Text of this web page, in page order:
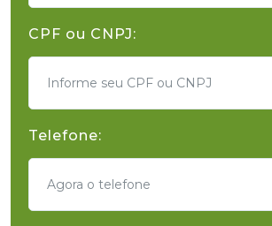
CPF ou CNPJ:
Telefone: